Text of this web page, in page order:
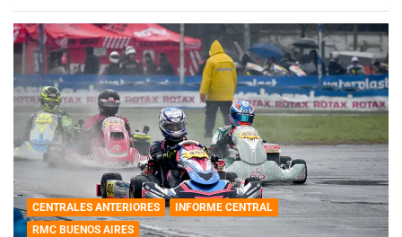
CENTRALES ANTERIORES
INFORME CENTRAL
RMC BUENOS AIRES